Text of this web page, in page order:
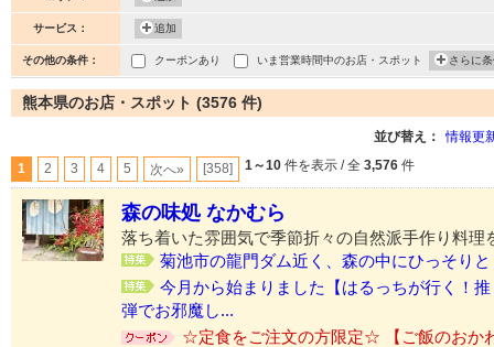
サービス： 追加
その他の条件： クーポンあり いま営業時間中のお店・スポット さらに
熊本県のお店・スポット (3576 件)
並び替え： 情報更
1 2 3 4 5 次へ» [358] 1～10 件を表示 / 全 3,576 件
森の味処 なかむら
落ち着いた雰囲気で季節折々の自然派手作り料理
菊池市の龍門ダム近く、森の中にひっそり
今月から始まりました【はるっちが行く！
弾でお邪魔し...
☆定食をご注文の方限定☆ 【ご飯のおか